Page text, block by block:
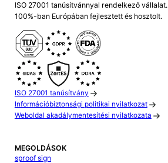
ISO 27001 tanúsítvánnyal rendelkező vállalat.
100%-ban Európában fejlesztett és hosztolt.
ISO 27001 tanúsítvány
Információbiztonsági politikai nyilatkozat
Weboldal akadálymentesítési nyilatkozata
MEGOLDÁSOK
sproof sign